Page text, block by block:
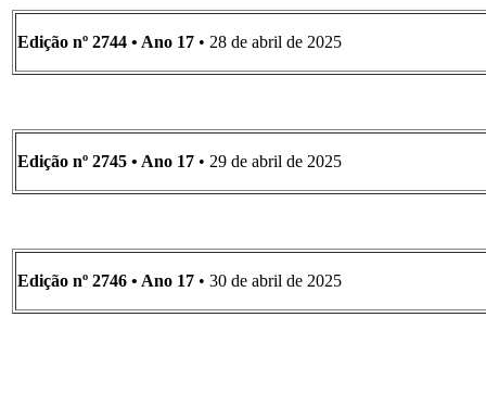
Edição nº 2744 • Ano 17 • 28 de abril de 2025
Edição nº 2745 • Ano 17 • 29 de abril de 2025
Edição nº 2746 • Ano 17 • 30 de abril de 2025